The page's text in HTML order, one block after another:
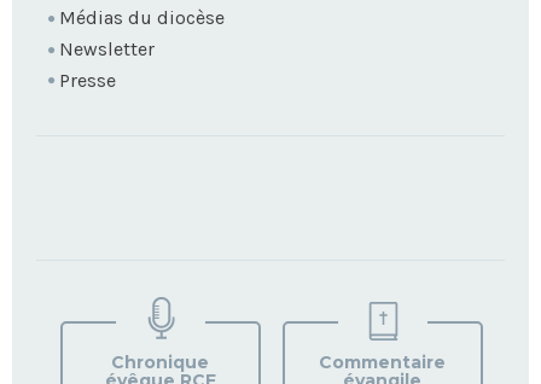
Médias du diocèse
Newsletter
Presse
VOTRE
PAROISSE
Chronique
Commentaire